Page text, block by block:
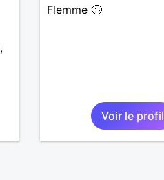
Flemme 🙄
Voir le profil